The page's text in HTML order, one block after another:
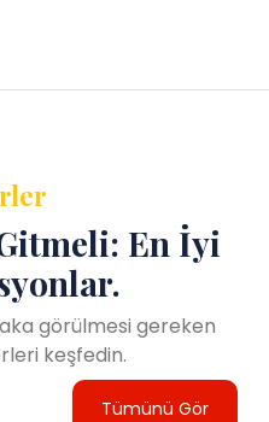
En İyi
görülmesi gereken
keşfedin.
Tümünü Gör